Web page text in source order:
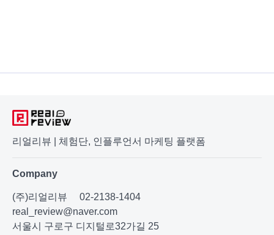
리얼리뷰 | 체험단, 인플루언서 마케팅 플랫폼
Company
(주)리얼리뷰
02-2138-1404
real_review@naver.com
서울시 구로구 디지털로32가길 25